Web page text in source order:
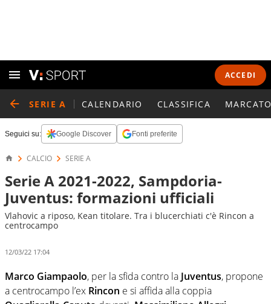
ACCEDI
SERIE A CALENDARIO CLASSIFICA
Seguici su: Google Discover Fonti preferite
CALCIO SERIE A
Serie A 2021-2022, Sampdoria-
Juventus: formazioni ufficiali
Vlahovic a riposo, Kean titolare. Tra i blucerchiati c'è Rincon a
centrocampo
12/03/22 17:04
Marco Giampaolo, per la sfida contro la Juventus, propone
a centrocampo l’ex Rincon e si affida alla coppia